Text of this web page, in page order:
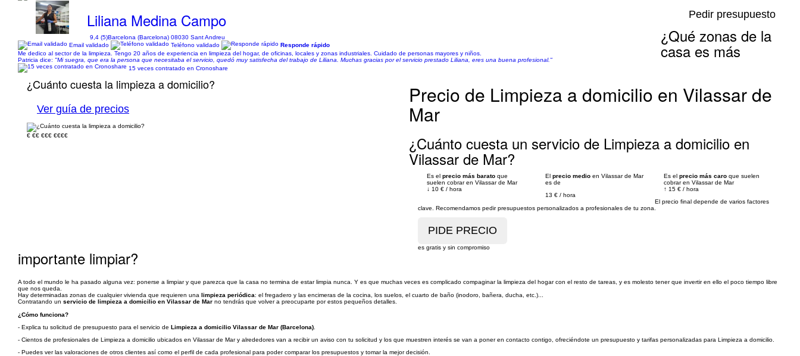
Liliana Medina Campo
9,4 (5)Barcelona (Barcelona) 08030 Sant Andreu
Email validado
Teléfono validado
Responde rápido
Me dedico al sector de la limpieza. Tengo 20 años de experiencia en limpieza del hogar, de oficinas, locales y zonas industriales. Cuidado de personas mayores y niños.
Patricia dice: "Mi suegra, que era la persona que necesitaba el servicio, quedó muy satisfecha del trabajo de Liliana. Muchas gracias por el servicio prestado Liliana, eres una buena profesional."
15 veces contratado en Cronoshare
Pedir presupuesto
¿Cuánto cuesta la limpieza a domicilio?
Ver guía de precios
€ €€ €€€ €€€€
Precio de Limpieza a domicilio en Vilassar de
Mar
¿Cuánto cuesta un servicio de Limpieza a domicilio en
Vilassar de Mar?
Es el precio más barato que
suelen cobrar en Vilassar de Mar
↓ 10 € / hora
El precio medio en Vilassar de Mar
es de
13 € / hora
Es el precio más caro que suelen
cobrar en Vilassar de Mar
↑ 15 € / hora
El precio final depende de varios factores
clave. Recomendamos pedir presupuestos personalizados a profesionales de tu zona.
es gratis y sin compromiso
¿Qué zonas de la
casa es más
importante limpiar?
A todo el mundo le ha pasado alguna vez: ponerse a limpiar y que parezca que la casa no termina de estar limpia nunca. Y es que muchas veces es complicado compaginar la limpieza del hogar con el resto de tareas, y es molesto tener que invertir en ello el poco tiempo libre
que nos queda.
Hay determinadas zonas de cualquier vivienda que requieren una limpieza periódica: el fregadero y las encimeras de la cocina, los suelos, el cuarto de baño (inodoro, bañera, ducha, etc.)...
Contratando un servicio de limpieza a domicilio en Vilassar de Mar no tendrás que volver a preocuparte por estos pequeños detalles.
¿Cómo funciona?
- Explica tu solicitud de presupuesto para el servicio de Limpieza a domicilio Vilassar de Mar (Barcelona)
- Cientos de profesionales de Limpieza a domicilio ubicados en Vilassar de Mar y alrededores van a recibir un aviso con tu solicitud y los que muestren interés se van a poner en contacto contigo, ofreciéndote un presupuesto y tarifas personalizadas para Limpieza a domicilio.
- Puedes ver las valoraciones de otros clientes así como el perfil de cada profesional para poder comparar los presupuestos y tomar la mejor decisión.